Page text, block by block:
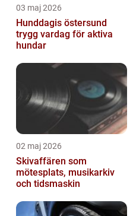
03 maj 2026
Hunddagis östersund
trygg vardag för aktiva
hundar
02 maj 2026
Skivaffären som
mötesplats, musikarkiv
och tidsmaskin